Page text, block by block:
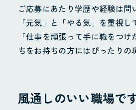
ご応募にあたり学歴や経験は問
「元気」と「やる気」を重視し
「仕事を頑張って手に職をつ
ちをお持ちの方にはぴったりの
風通しのいい職場で